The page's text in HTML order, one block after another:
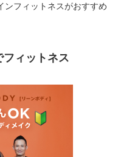
ンフィットネスがおすすめ
フィットネス